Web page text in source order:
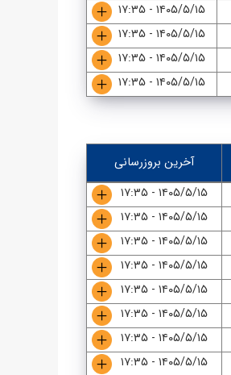
۱۴۰۵/۵/۱۵ - ۱۷:۳۵
۱۴۰۵/۵/۱۵ - ۱۷:۳۵
۱۴۰۵/۵/۱۵ - ۱۷:۳۵
۱۴۰۵/۵/۱۵ - ۱۷:۳۵
آخرین بروزرسانی
۱۴۰۵/۵/۱۵ - ۱۷:۳۵
۱۴۰۵/۵/۱۵ - ۱۷:۳۵
۱۴۰۵/۵/۱۵ - ۱۷:۳۵
۱۴۰۵/۵/۱۵ - ۱۷:۳۵
۱۴۰۵/۵/۱۵ - ۱۷:۳۵
۱۴۰۵/۵/۱۵ - ۱۷:۳۵
۱۴۰۵/۵/۱۵ - ۱۷:۳۵
۱۴۰۵/۵/۱۵ - ۱۷:۳۵